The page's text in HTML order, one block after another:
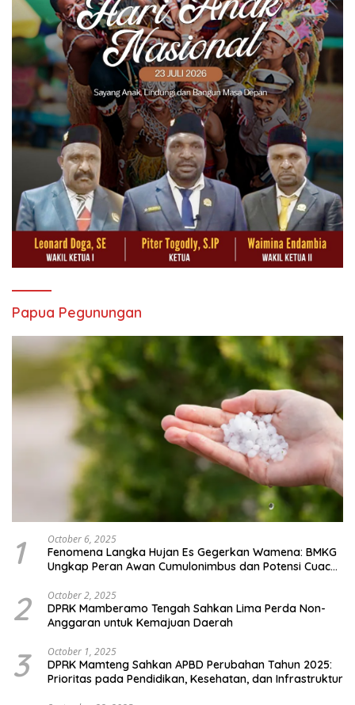
Papua Pegunungan
1 October 6, 2025
Fenomena Langka Hujan Es Gegerkan Wamena: BMKG
Ungkap Peran Awan Cumulonimbus dan Potensi Cuaca
2 October 2, 2025
DPRK Mamberamo Tengah Sahkan Lima Perda Non-
Anggaran untuk Kemajuan Daerah
3 October 1, 2025
DPRK Mamteng Sahkan APBD Perubahan Tahun 2025:
Prioritas pada Pendidikan, Kesehatan, dan Infrastruktur